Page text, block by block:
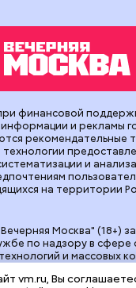
Москва" (18+)
по надзору в сфере
и массовых
Учредитель: АО
финансовой
и рекламы
рекомендательные
и
на территории
vm.ru, Вы